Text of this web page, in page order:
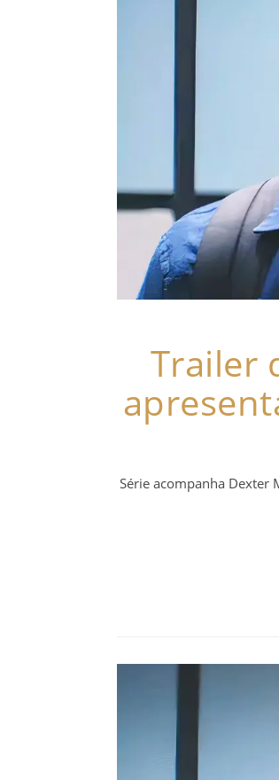
Trailer
Série acompanha Dexter